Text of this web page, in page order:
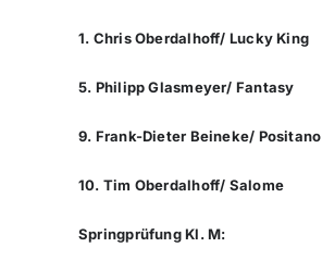
1. Chris Oberdalhoff/ Lucky King
5. Philipp Glasmeyer/ Fantasy
9. Frank-Dieter Beineke/ Positano
10. Tim Oberdalhoff/ Salome
Springprüfung Kl. M: